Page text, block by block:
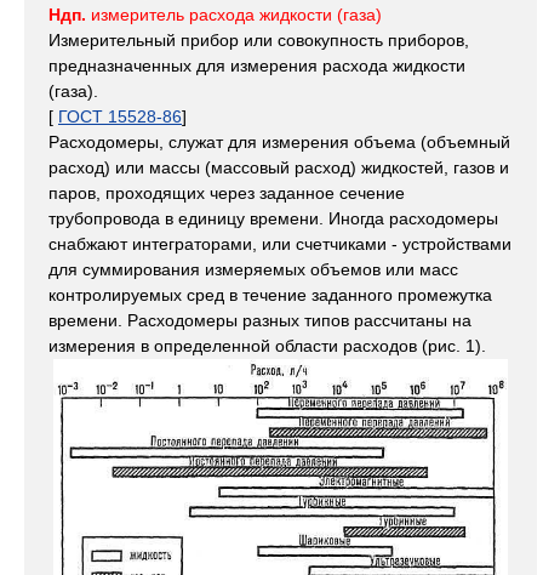
Ндп. измеритель расхода жидкости (газа)
Измерительный прибор или совокупность приборов,
предназначенных для измерения расхода жидкости
(газа).
[ ГОСТ 15528-86]
Расходомеры, служат для измерения объема (объемный
расход) или массы (массовый расход) жидкостей, газов и
паров, проходящих через заданное сечение
трубопровода в единицу времени. Иногда расходомеры
снабжают интеграторами, или счетчиками - устройствами
для суммирования измеряемых объемов или масс
контролируемых сред в течение заданного промежутка
времени. Расходомеры разных типов рассчитаны на
измерения в определенной области расходов (рис. 1).